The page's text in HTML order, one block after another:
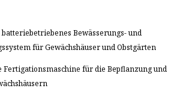
Bewässerungs- und
für Gewächshäuser und Obstgärten
Fertigationsmaschine für die Bepflanzung und